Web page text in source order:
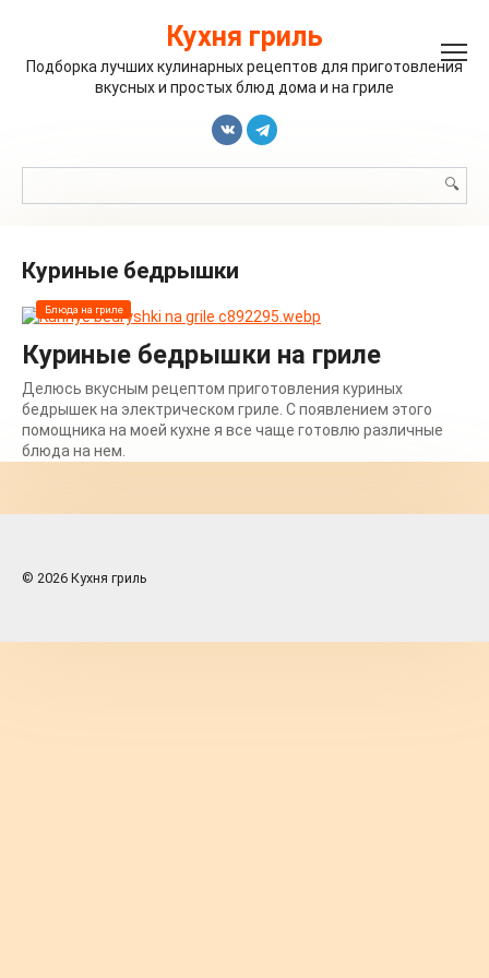
Кухня гриль
Подборка лучших кулинарных рецептов для приготовления
вкусных и простых блюд дома и на гриле
куриные бедрышки
Блюда на гриле
Куриные бедрышки на гриле
Делюсь вкусным рецептом приготовления куриных
бедрышек на электрическом гриле. С появлением этого
помощника на моей кухне я все чаще готовлю различные
блюда на нем.
© 2026 Кухня гриль